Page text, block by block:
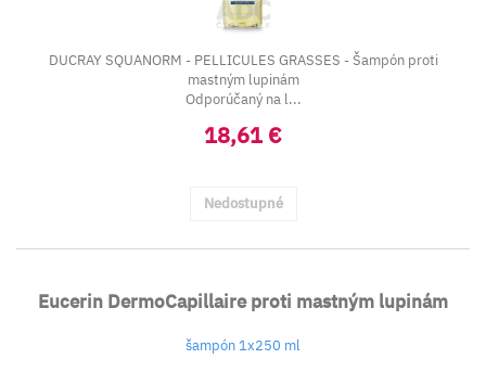
DUCRAY SQUANORM - PELLICULES GRASSES - Šampón proti
mastným lupinám
Odporúčaný na l...
18,61 €
Nedostupné
Eucerin DermoCapillaire proti mastným lupinám
šampón 1x250 ml